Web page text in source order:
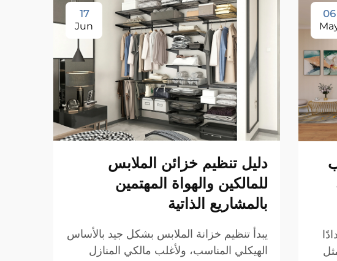
06
17
Jun
دليل تنظيم خزائن الملابس
للمالكين والهواة المهتمين
بالمشاريع الذاتية
يبدأ تنظيم خزانة الملابس بشكل جيد بالأساس
الهيكلي المناسب، ولأغلب مالكي المنازل